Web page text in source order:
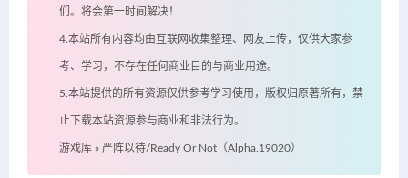
们。将会第一时间解决！
4.本站所有内容均由互联网收集整理、网友上传，仅供大家参
考、学习，不存在任何商业目的与商业用途。
5.本站提供的所有资源仅供参考学习使用，版权归原著所有，禁
止下载本站资源参与商业和非法行为。
游戏库 » 严阵以待/Ready Or Not（Alpha.19020）